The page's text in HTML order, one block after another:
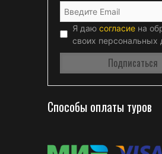
Я даю согласие на
своих персональных
Способы оплаты туров